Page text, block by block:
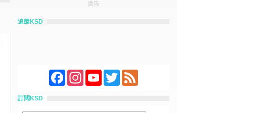
廣告
追蹤KSD
FacebookInstagramYouTubeTwitterFeed
訂閱KSD